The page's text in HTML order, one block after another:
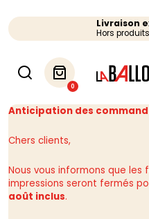
Livraison
Hors
0
Anticipation des
Chers clients,
Nous vous informons que
impressions seront fermés
août inclus.